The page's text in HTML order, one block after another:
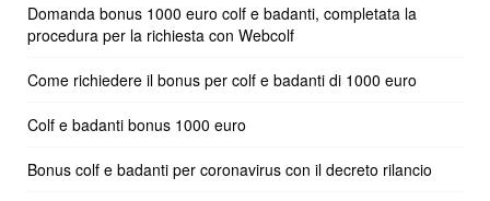
Domanda bonus 1000 euro colf e badanti, completata la
procedura per la richiesta con Webcolf
Come richiedere il bonus per colf e badanti di 1000 euro
Colf e badanti bonus 1000 euro
Bonus colf e badanti per coronavirus con il decreto rilancio